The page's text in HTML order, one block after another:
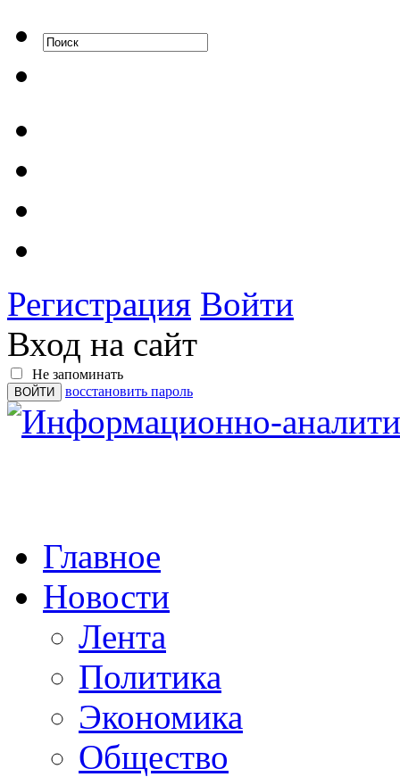
Регистрация Войти
Вход на сайт
Не запоминать
восстановить пароль
Главное
Новости
Лента
Политика
Экономика
Общество